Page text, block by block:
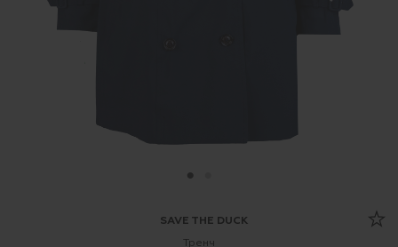
SAVE THE DUCK
Тренч